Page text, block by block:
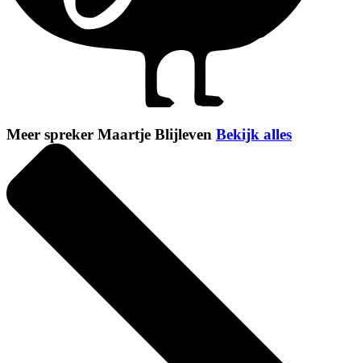
Meer spreker Maartje Blijleven Bekijk alles